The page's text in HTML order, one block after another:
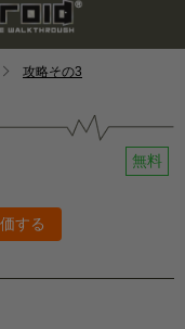
Mute
攻略その3
無料
する